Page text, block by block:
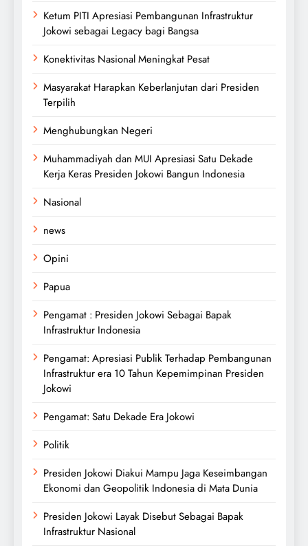
Ketum PITI Apresiasi Pembangunan Infrastruktur
Jokowi sebagai Legacy bagi Bangsa
Konektivitas Nasional Meningkat Pesat
Masyarakat Harapkan Keberlanjutan dari Presiden
Terpilih
Menghubungkan Negeri
Muhammadiyah dan MUI Apresiasi Satu Dekade
Kerja Keras Presiden Jokowi Bangun Indonesia
Nasional
news
Opini
Papua
Pengamat : Presiden Jokowi Sebagai Bapak
Infrastruktur Indonesia
Pengamat: Apresiasi Publik Terhadap Pembangunan
Infrastruktur era 10 Tahun Kepemimpinan Presiden
Jokowi
Pengamat: Satu Dekade Era Jokowi
Politik
Presiden Jokowi Diakui Mampu Jaga Keseimbangan
Ekonomi dan Geopolitik Indonesia di Mata Dunia
Presiden Jokowi Layak Disebut Sebagai Bapak
Infrastruktur Nasional